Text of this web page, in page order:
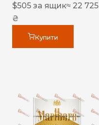
$505 за ящик≈ 22 725
₴
Купити